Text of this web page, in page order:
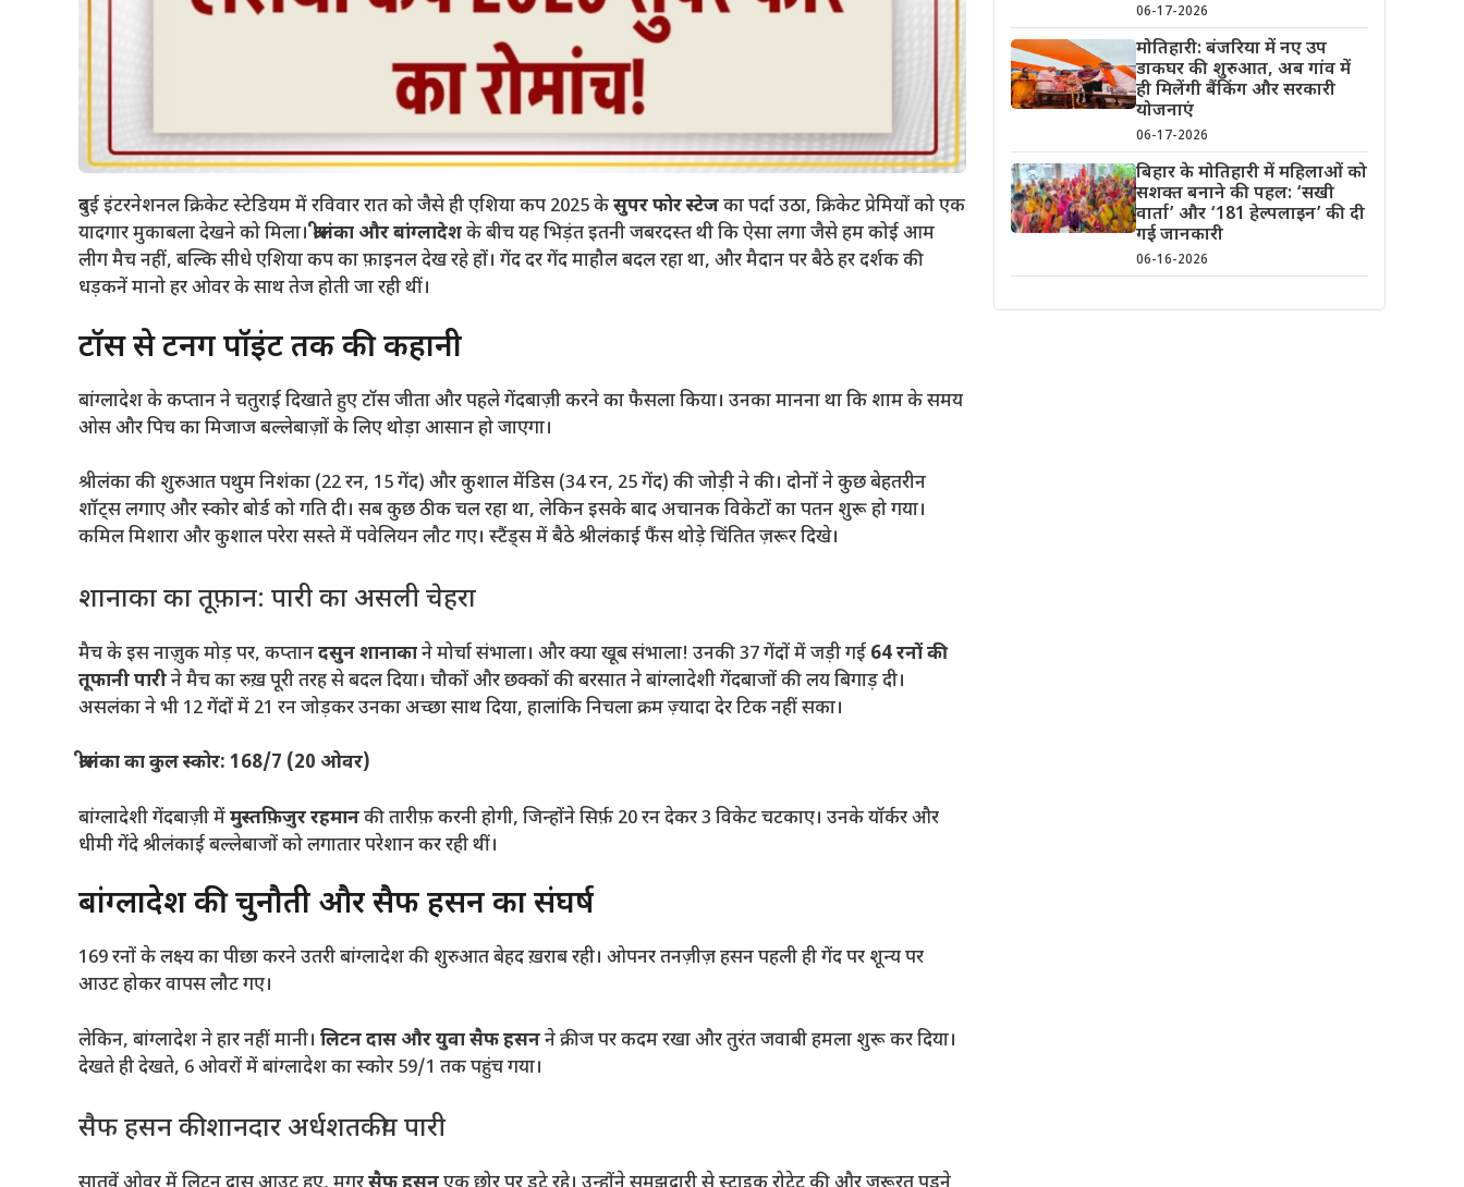
दुबई इंटरनेशनल क्रिकेट स्टेडियम में रविवार रात को जैसे ही एशिया कप 2025 केसुपर फोर स्टेजका पर्दा उठा, क्रिकेट प्रेमियों को एक
यादगार मुकाबला देखने को मिला।श्रीलंका और बांग्लादेशके बीच यह भिड़ंत इतनी जबरदस्त थी कि ऐसा लगा जैसे हम कोई आम
लीग मैच नहीं, बल्कि सीधे एशिया कप का फ़ाइनल देख रहे हों। गेंद दर गेंद माहौल बदल रहा था, और मैदान पर बैठे हर दर्शक की
धड़कनें मानो हर ओवर के साथ तेज होती जा रही थीं।
टॉस से टर्निंग पॉइंट तक की कहानी
बांग्लादेश के कप्तान ने चतुराई दिखाते हुए टॉस जीता और पहले गेंदबाज़ी करने का फैसला किया। उनका मानना था कि शाम के समय
ओस और पिच का मिजाज बल्लेबाज़ों के लिए थोड़ा आसान हो जाएगा।
श्रीलंका की शुरुआत पथुम निशंका (22 रन, 15 गेंद) और कुशाल मेंडिस (34 रन, 25 गेंद) की जोड़ी ने की। दोनों ने कुछ बेहतरीन
शॉट्स लगाए और स्कोर बोर्ड को गति दी। सब कुछ ठीक चल रहा था, लेकिन इसके बाद अचानक विकेटों का पतन शुरू हो गया।
कमिल मिशारा और कुशाल परेरा सस्ते में पवेलियन लौट गए। स्टैंड्स में बैठे श्रीलंकाई फैंस थोड़े चिंतित ज़रूर दिखे।
शानाका का तूफ़ान: पारी का असली चेहरा
मैच के इस नाज़ुक मोड़ पर, कप्तानदसुन शानाकाने मोर्चा संभाला। और क्या खूब संभाला! उनकी 37 गेंदों में जड़ी गई 64 रनों की
तूफानी पारीने मैच का रुख़ पूरी तरह से बदल दिया। चौकों और छक्कों की बरसात ने बांग्लादेशी गेंदबाजों की लय बिगाड़ दी।
असलंका ने भी 12 गेंदों में 21 रन जोड़कर उनका अच्छा साथ दिया, हालांकि निचला क्रम ज़्यादा देर टिक नहीं सका।
श्रीलंका का कुल स्कोर: 168/7 (20 ओवर)
बांग्लादेशी गेंदबाज़ी मेंमुस्तफ़िज़ुर रहमानकी तारीफ़ करनी होगी, जिन्होंने सिर्फ़ 20 रन देकर 3 विकेट चटकाए। उनके यॉर्कर और
धीमी गेंदे श्रीलंकाई बल्लेबाजों को लगातार परेशान कर रही थीं।
बांग्लादेश की चुनौती और सैफ हसन का संघर्ष
169 रनों के लक्ष्य का पीछा करने उतरी बांग्लादेश की शुरुआत बेहद ख़राब रही। ओपनर तनज़ीज़ हसन पहली ही गेंद पर शून्य पर
आउट होकर वापस लौट गए।
लेकिन, बांग्लादेश ने हार नहीं मानी। लिटन दास और युवा सैफ हसनने क्रीज पर कदम रखा और तुरंत जवाबी हमला शुरू कर दिया।
देखते ही देखते, 6 ओवरों में बांग्लादेश का स्कोर 59/1 तक पहुंच गया।
सैफ हसन की शानदार अर्धशतकीय पारी
06-17-2026
मोतिहारी: बंजरिया में नए उप
डाकघर की शुरुआत, अब गांव में
ही मिलेंगी बैंकिंग और सरकारी
योजनाएं
06-17-2026
बिहार के मोतिहारी में महिलाओं को
सशक्त बनाने की पहल: ‘सखी
वार्ता’ और ‘181 हेल्पलाइन’ की दी
गई जानकारी
06-16-2026